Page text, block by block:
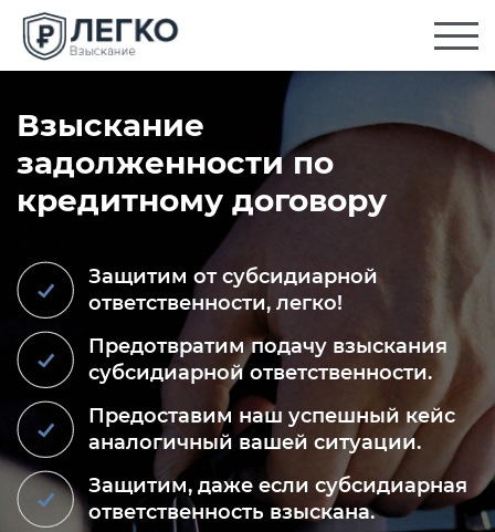
Взыскание
задолженности по
кредитному договору
Защитим от субсидиарной
ответственности, легко!
Предотвратим подачу взыскания
субсидиарной ответственности.
Предоставим наш успешный кейс
аналогичный вашей ситуации.
Защитим, даже если субсидиарная
ответственность взыскана.